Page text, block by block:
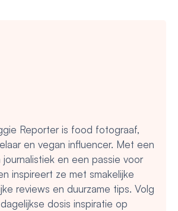
Reporter is food fotograaf,
en vegan influencer. Met een
en een passie voor
inspireert ze met smakelijke
reviews en duurzame tips. Volg
dosis inspiratie op